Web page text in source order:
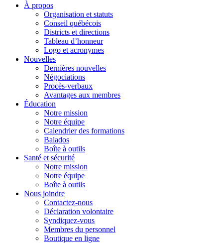
À propos
Organisation et statuts
Conseil québécois
Districts et directions
Tableau d’honneur
Logo et acronymes
Nouvelles
Dernières nouvelles
Négociations
Procès-verbaux
Avantages aux membres
Éducation
Notre mission
Notre équipe
Calendrier des formations
Balados
Boîte à outils
Santé et sécurité
Notre mission
Notre équipe
Boîte à outils
Nous joindre
Contactez-nous
Déclaration volontaire
Syndiquez-vous
Membres du personnel
Boutique en ligne